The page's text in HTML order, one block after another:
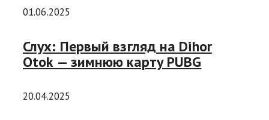
01.06.2025
Слух: Первый взгляд на Dihor
Otok — зимнюю карту PUBG
20.04.2025